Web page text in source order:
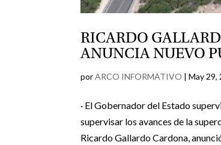
RICARDO
ANUNCIA NUEVO
porARCO INFORMATIVO |May 29,
· El Gobernador del Estado
supervisar los avances de la
Ricardo Gallardo Cardona,